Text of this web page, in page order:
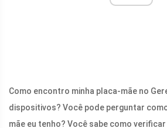
Como encontro minha placa-mãe no
dispositivos? Você pode perguntar
mãe eu tenho? Você sabe como